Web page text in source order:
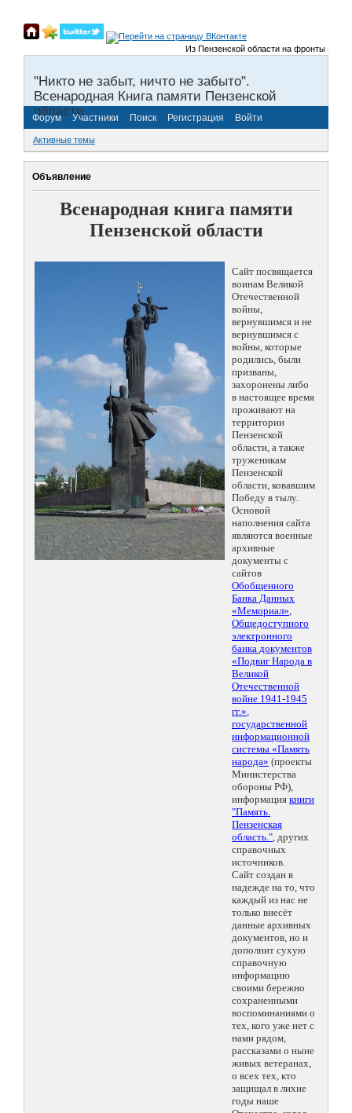
Из Пензенской области на фронты
"Никто не забыт, ничто не забыто".
Всенародная Книга памяти Пензенской
области.
Форум Участники Поиск Регистрация Войти
Активные темы
Объявление
Всенародная книга памяти
Пензенской области
Сайт посвящается
воинам Великой
Отечественной
войны,
вернувшимся и не
вернувшимся с
войны, которые
родились, были
призваны,
захоронены либо
в настоящее время
проживают на
территории
Пензенской
области, а также
труженикам
Пензенской
области, ковавшим
Победу в тылу.
Основой
наполнения сайта
являются военные
архивные
документы с
сайтов
Обобщенного
Банка Данных
«Мемориал»,
Общедоступного
электронного
банка документов
«Подвиг Народа в
Великой
Отечественной
войне 1941-1945
гг.»,
государственной
информационной
системы «Память
народа» (проекты
Министерства
обороны РФ),
информация книги
"Память.
Пензенская
область.", других
справочных
источников.
Сайт создан в
надежде на то, что
каждый из нас не
только внесёт
данные архивных
документов, но и
дополнит сухую
справочную
информацию
своими бережно
сохраненными
воспоминаниями о
тех, кого уже нет с
нами рядом,
рассказами о ныне
живых ветеранах,
о всех тех, кто
защищал в лихие
годы наше